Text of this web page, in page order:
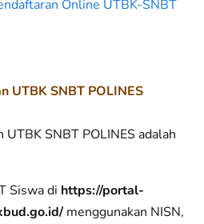
Online UTBK-SNBT
UTBK SNBT POLINES
SNBT POLINES adalah
Siswa di https://portal-
menggunakan NISN,